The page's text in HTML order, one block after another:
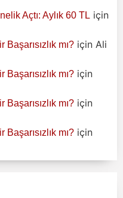
Açtı: Aylık 60 TL için
mı? için Ali
mı? için
mı? için
mı? için